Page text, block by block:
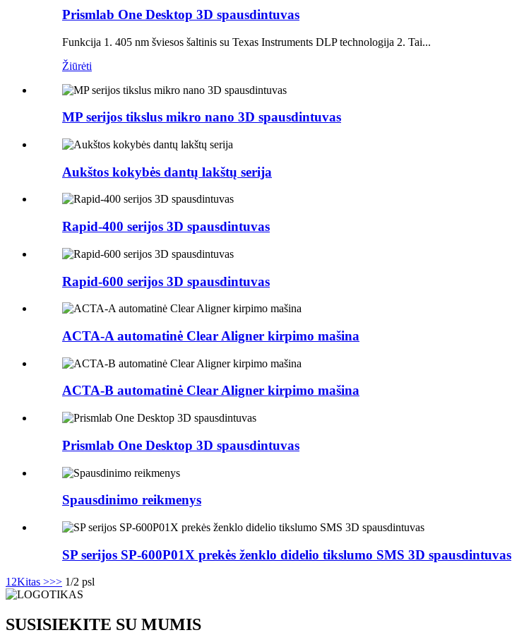
Prismlab One Desktop 3D spausdintuvas
Funkcija 1. 405 nm šviesos šaltinis su Texas Instruments DLP technologija 2. Tai...
Žiūrėti
MP serijos tikslus mikro nano 3D spausdintuvas
Aukštos kokybės dantų lakštų serija
Rapid-400 serijos 3D spausdintuvas
Rapid-600 serijos 3D spausdintuvas
ACTA-A automatinė Clear Aligner kirpimo mašina
ACTA-B automatinė Clear Aligner kirpimo mašina
Prismlab One Desktop 3D spausdintuvas
Spausdinimo reikmenys
SP serijos SP-600P01X prekės ženklo didelio tikslumo SMS 3D spausdintuvas
12Kitas >>> 1/2 psl
SUSISIEKITE SU MUMIS